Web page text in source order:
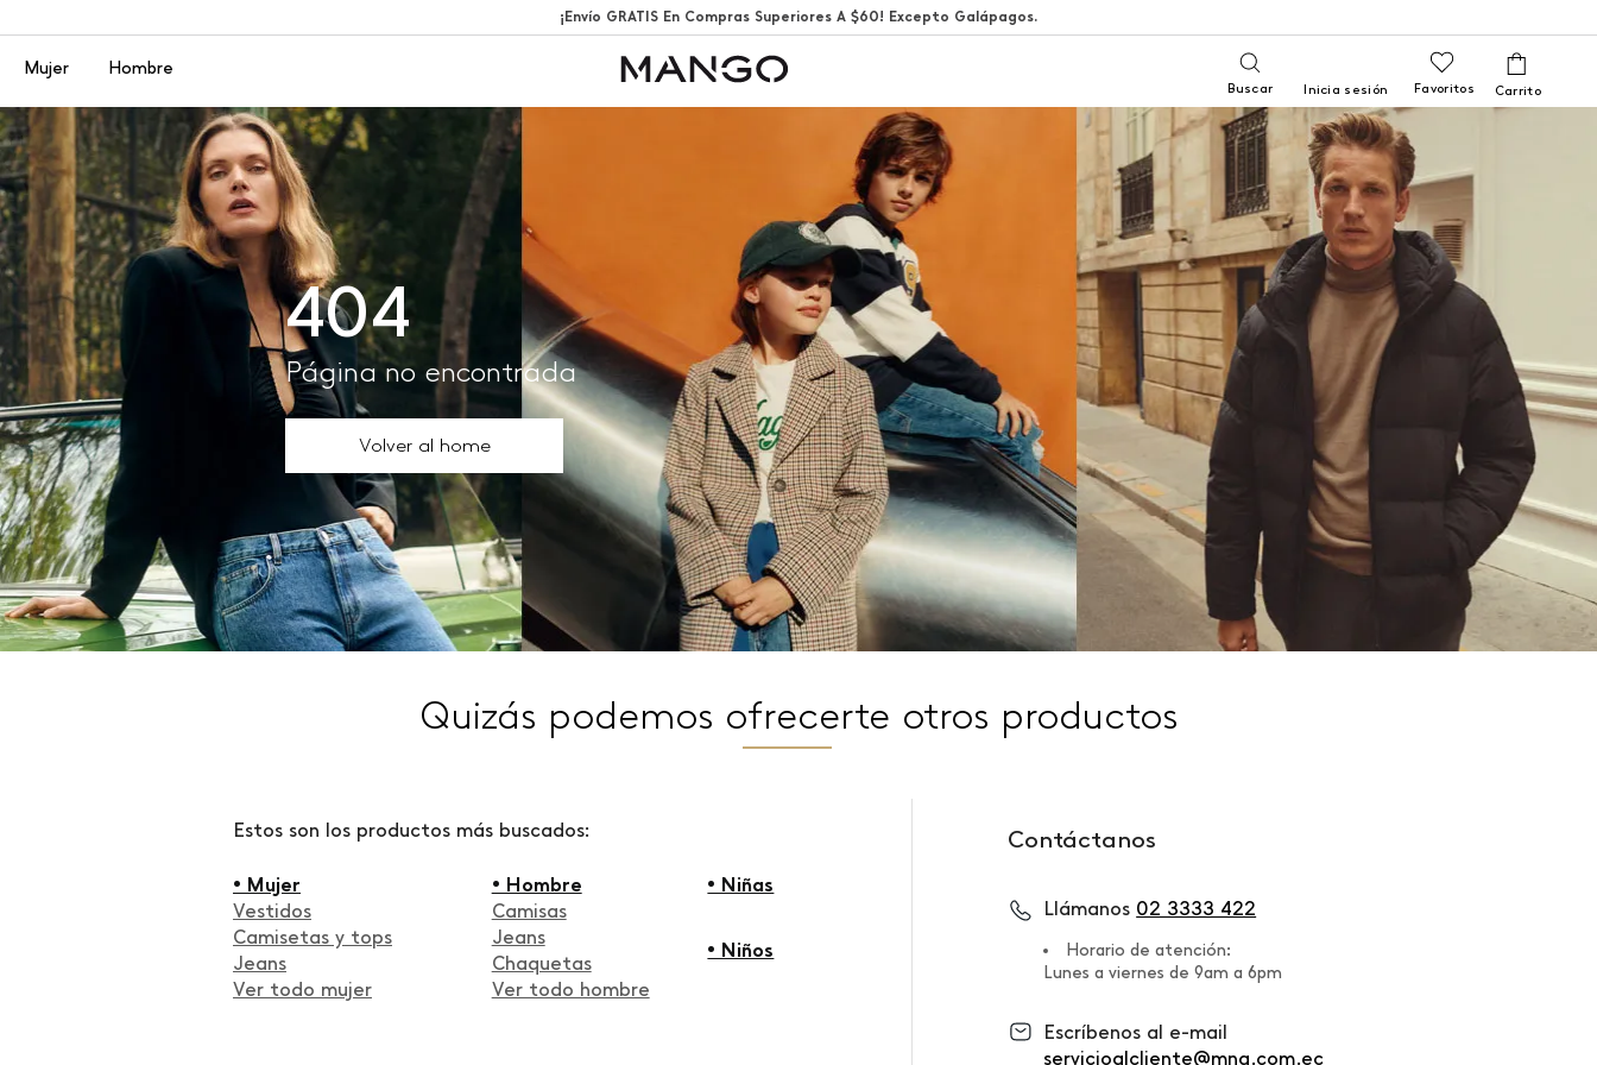
¡Envío GRATIS En Compras Superiores A $60! Excepto Galápagos.
Menú
Mujer Hombre
Buscar Inicia sesión Favoritos
404
Página no encontrada
Volver al home
Quizás podemos ofrecerte otros productos
Estos son los productos más buscados:
• Mujer
Vestidos
Camisetas y tops
Jeans
Ver todo mujer
• Hombre
Camisas
Jeans
Chaquetas
Ver todo hombre
• Niñas
• Niños
Contáctanos
Llámanos 02 3333 422
Horario de atención:
Lunes a viernes de 9am a 6pm
Escríbenos al e-mail
servicioalcliente@mng.com.ec